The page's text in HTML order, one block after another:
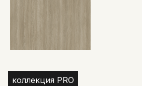
коллекция PRO